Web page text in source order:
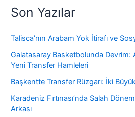
Son Yazılar
Talisca’nın Arabam Yok İtirafı ve
Galatasaray Basketbolunda Devrim:
Yeni Transfer Hamleleri
Başkentte Transfer Rüzgarı: İki Büyük
Karadeniz Fırtınası’nda Salah
Arkası